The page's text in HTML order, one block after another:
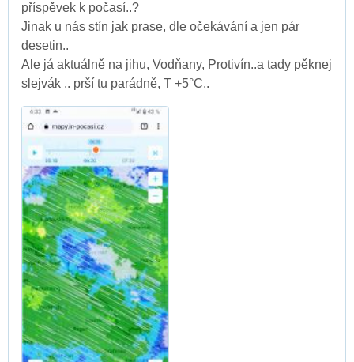
příspěvek k počasí..?
Jinak u nás stín jak prase, dle očekávání a jen pár
desetin..
Ale já aktuálně na jihu, Vodňany, Protivín..a tady pěknej
slejvák .. prší tu parádně, T +5°C..